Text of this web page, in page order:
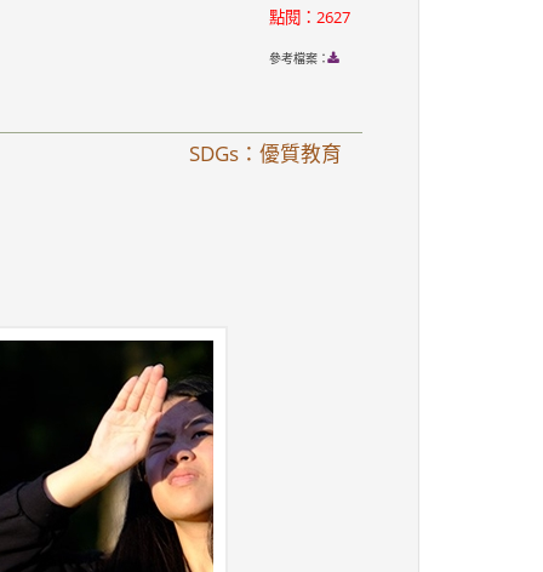
點閱：2627
參考檔案：
SDGs：優質教育